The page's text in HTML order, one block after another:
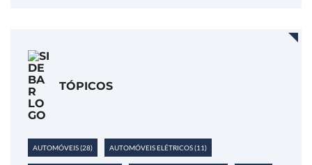
TÓPICOS
AUTOMÓVEIS(28) AUTOMÓVEIS ELÉTRICOS(11)